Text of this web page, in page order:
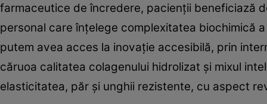
farmaceutice de încredere, pacienții beneficiază
personal care înțelege complexitatea biochimică
putem avea acces la inovație accesibilă, prin
căruoa calitatea colagenului hidrolizat și mixul
elasticitatea, păr și unghii rezistente, cu aspect